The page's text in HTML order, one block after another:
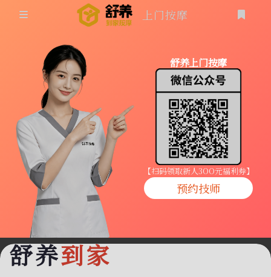
同城按摩
上门按摩
养生按摩
技师入驻
商家入驻
代理入驻
预约技师
上门按摩
登录
舒养上门按摩
【扫码领取新人3OO元福利券】
预约技师
舒养到家